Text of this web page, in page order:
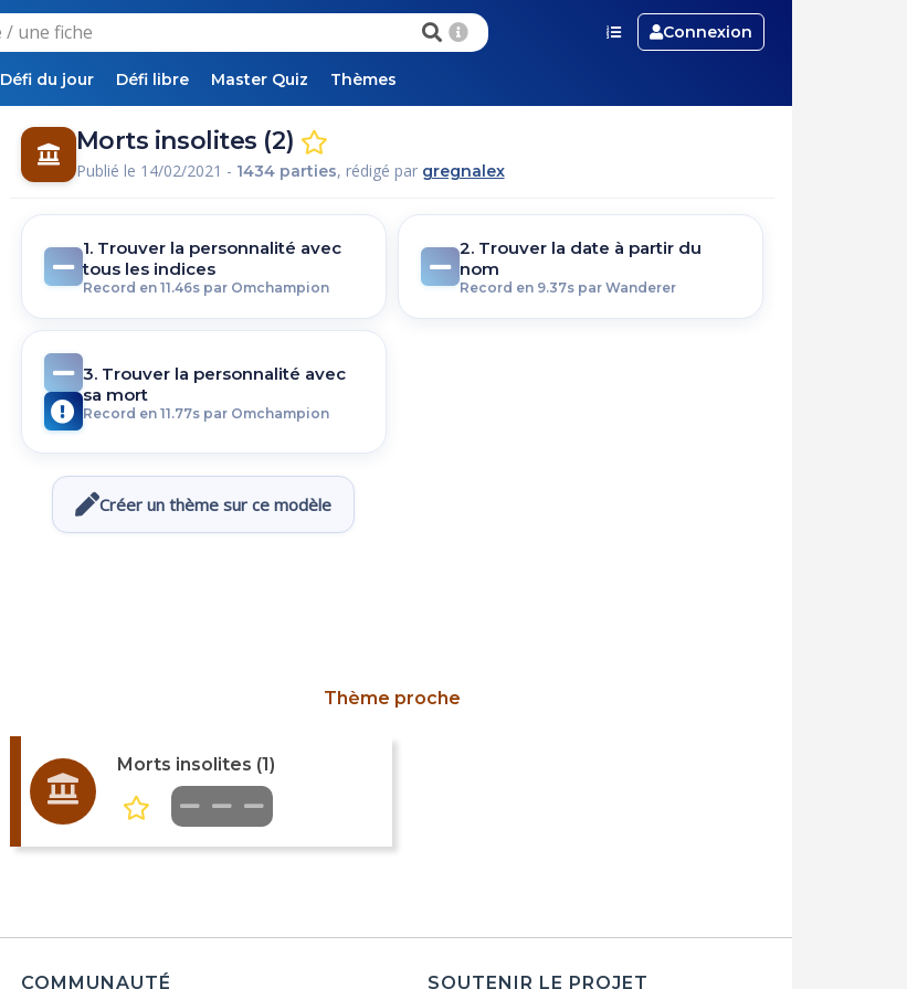
Connexion
Défi du jour Défi libre Master Quiz Thèmes
Morts insolites (2)
Publié le 14/02/2021 - 1434 parties, rédigé par gregnalex
1. Trouver la personnalité avec
tous les indices
Record en 11.46s par Omchampion
2. Trouver la date à partir du
nom
Record en 9.37s par Wanderer
3. Trouver la personnalité avec
sa mort
Record en 11.77s par Omchampion
Créer un thème sur ce modèle
Thème proche
Morts insolites (1)
COMMUNAUTÉ SOUTENIR LE PROJET